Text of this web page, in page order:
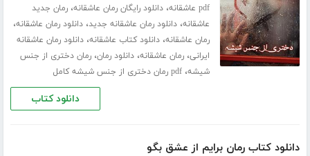
pdf عاشقانه ،دانلود رایگان رمان عاشقانه،رمان جدید
عاشقانه،دانلود رمان عاشقانه جدید،دانلود رمان عاشقانه،
رمان عاشقانه،دانلود کتاب عاشقانه،دانلود رمان عاشقانه
ایرانی،رمان عاشقانه،دانلود رمان،رمان دختری از جنس
شیشه،pdf رمان دختری از جنس شیشه کامل
دانلود کتاب
دانلود کتاب رمان برایم از عشق بگو